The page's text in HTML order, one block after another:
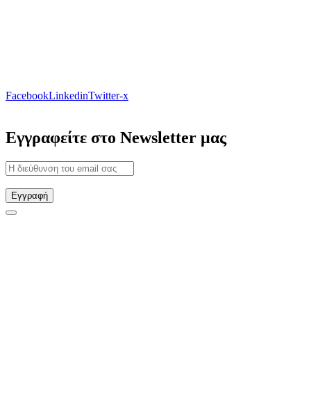
FacebookLinkedinTwitter-x
Εγγραφείτε στο Newsletter μας
Εγγραφή